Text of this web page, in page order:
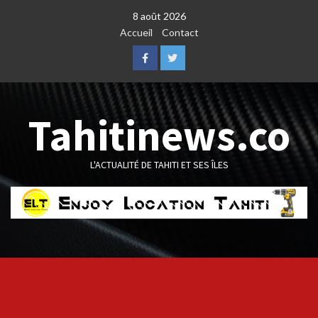
8 août 2026
Accueil
Contact
FacebookTwitter
Tahitinews.co
L'ACTUALITÉ DE TAHITI ET SES ÎLES